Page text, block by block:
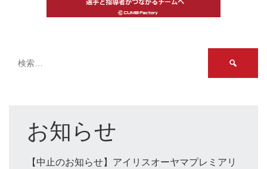
お知らせ
【中止のお知らせ】アイリスオーヤマプレミアリ